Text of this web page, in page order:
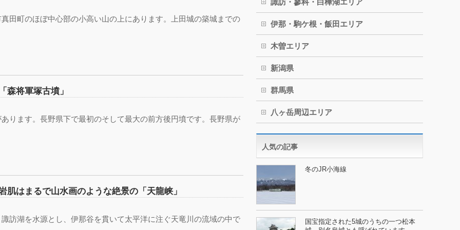
田町のほぼ中心部の小高い山の上にあります。上田城の築城までの
森将軍塚古墳」
ります。長野県下で最初のそして最大の前方後円墳です。長野県が
肌はまるで山水画のような絶景の「天龍峡」
訪湖を水源とし、伊那谷を貫いて太平洋に注ぐ天竜川の流域の中で
諏訪・蓼科・白樺湖エリア
伊那・駒ケ根・飯田エリア
木曽エリア
新潟県
群馬県
八ヶ岳周辺エリア
人気の記事
冬のJR小海線
国宝指定された5城のうちの一つ松本